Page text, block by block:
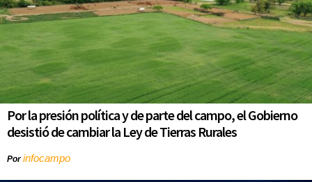
Por la presión política y de parte del campo, el Gobierno
desistió de cambiar la Ley de Tierras Rurales
Porinfocampo